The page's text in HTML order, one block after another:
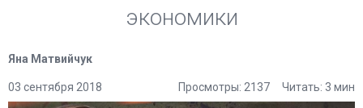
экономики
Яна Матвийчук
03 сентября 2018 Читать: 3 мин
Просмотры: 2137